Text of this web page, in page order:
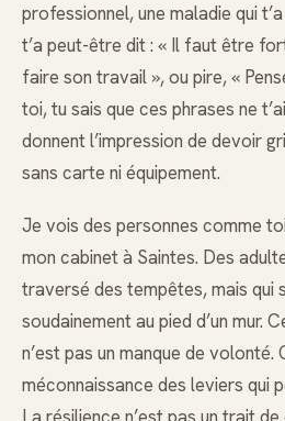
professionnel, une maladie qui
t’a peut-être dit : « Il faut être
faire son travail », ou pire, «
toi, tu sais que ces phrases ne
donnent l’impression de devoir
sans carte ni équipement.
Je vois des personnes comme
mon cabinet à Saintes. Des
traversé des tempêtes, mais qui
soudainement au pied d’un mur.
n’est pas un manque de volonté.
méconnaissance des leviers qui